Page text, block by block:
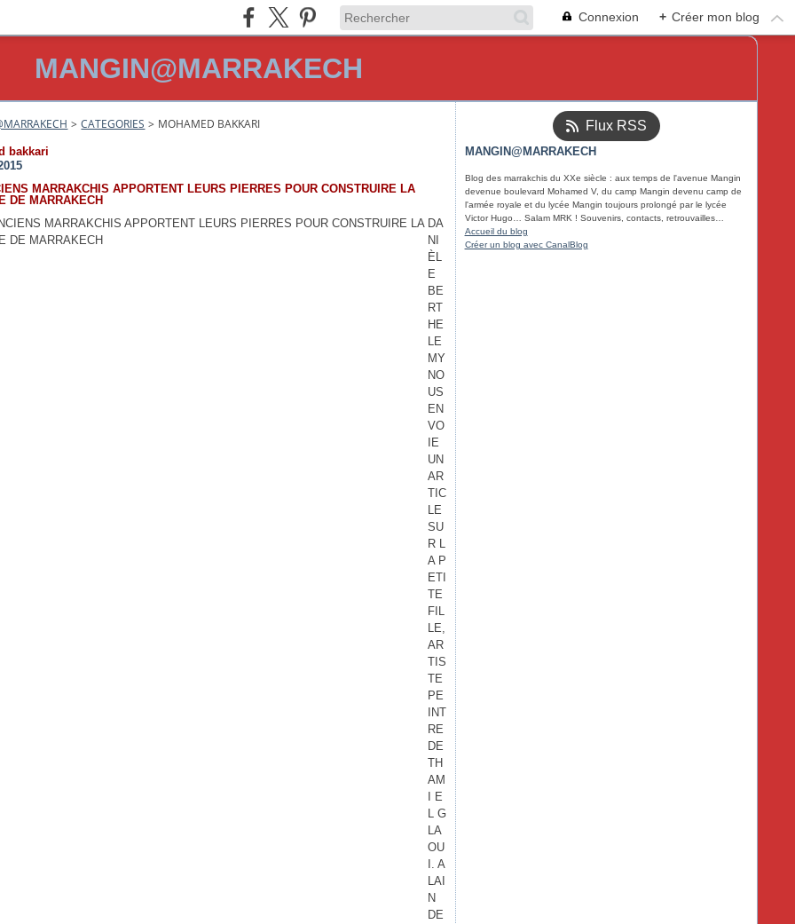
Connexion + Créer mon blog
MANGIN@MARRAKECH
> CATEGORIES > MOHAMED BAKKARI
bakkari
MARRAKCHIS APPORTENT LEURS PIERRES POUR CONSTRUIRE LA
DE MARRAKECH
DA
NI
ÈL
E
BE
RT
HE
LE
MY
NO
US
EN
VO
IE
UN
AR
TIC
LE
SU
R L
A P
ETI
TE
FIL
LE,
AR
TIS
TE
PE
INT
RE
DE
TH
AM
I E
L G
LA
OU
I. A
LAI
N
DE
Flux RSS
MANGIN@MARRAKECH
Blog des marrakchis du XXe siècle : aux temps de l'avenue Mangin
devenue boulevard Mohamed V, du camp Mangin devenu camp de
l'armée royale et du lycée Mangin toujours prolongé par le lycée
Victor Hugo… Salam MRK ! Souvenirs, contacts, retrouvailles…
Accueil du blog
Créer un blog avec CanalBlog